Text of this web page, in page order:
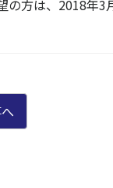
の方は、2018年3